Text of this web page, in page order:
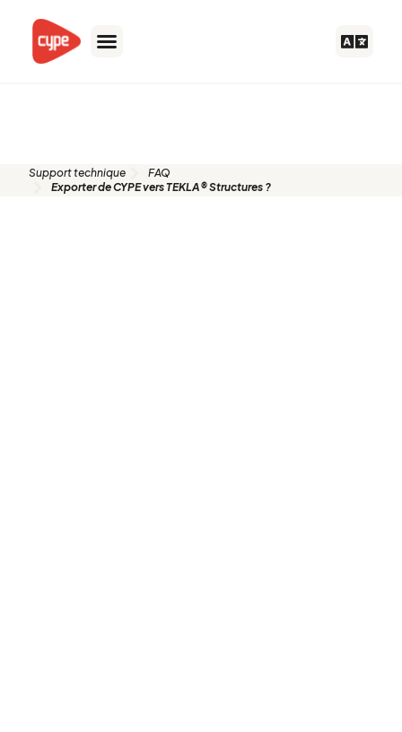
contenu
Support technique
FAQ
Exporter de CYPE vers TEKLA® Structures ?